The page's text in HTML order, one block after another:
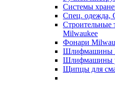
Системы
Спец. одежда,
Строительные
Milwaukee
Фонари
Шлифмашины
Шлифмашины
Щипцы для